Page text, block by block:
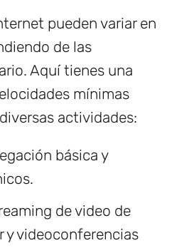
pueden variar en
de las
Aquí tienes una
mínimas
actividades:
básica y
de video de
y videoconferencias